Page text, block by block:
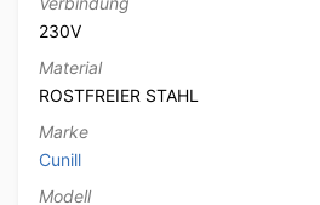
230V
Material
ROSTFREIER STAHL
Marke
Cunill
Modell